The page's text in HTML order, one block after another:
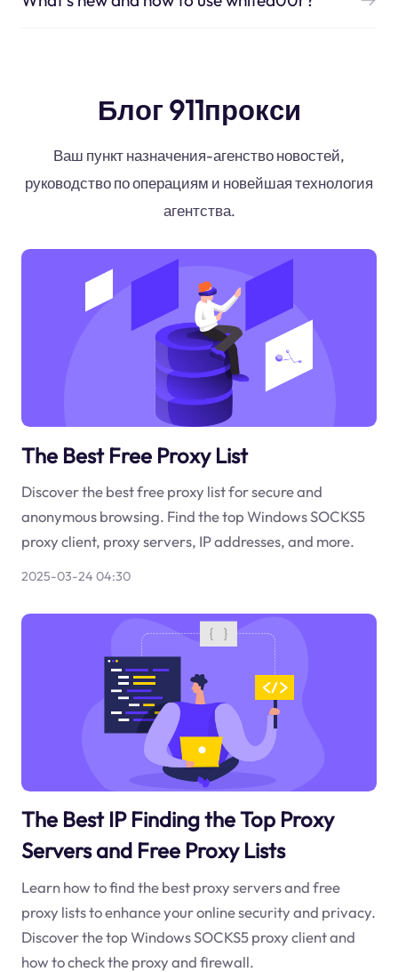
Блог 911прокси
Ваш пункт назначения-агенство новостей,
руководство по операциям и новейшая технология
агентства.
The Best Free Proxy List
Discover the best free proxy list for secure and
anonymous browsing. Find the top Windows SOCKS5
proxy client, proxy servers, IP addresses, and more.
2025-03-24 04:30
The Best IP Finding the Top Proxy
Servers and Free Proxy Lists
Learn how to find the best proxy servers and free
proxy lists to enhance your online security and privacy.
Discover the top Windows SOCKS5 proxy client and
how to check the proxy and firewall.